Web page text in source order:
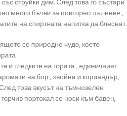
струйки дим. След това го състари
много бъчви за повторно пълненe ,
на спиртната напитка да блеснат.
се природно чудо, което
и гледките на гората , единичният
на бор , хвойна и кориандър,
това вкусът на тъмнозелен
портокал се носи към бавен,